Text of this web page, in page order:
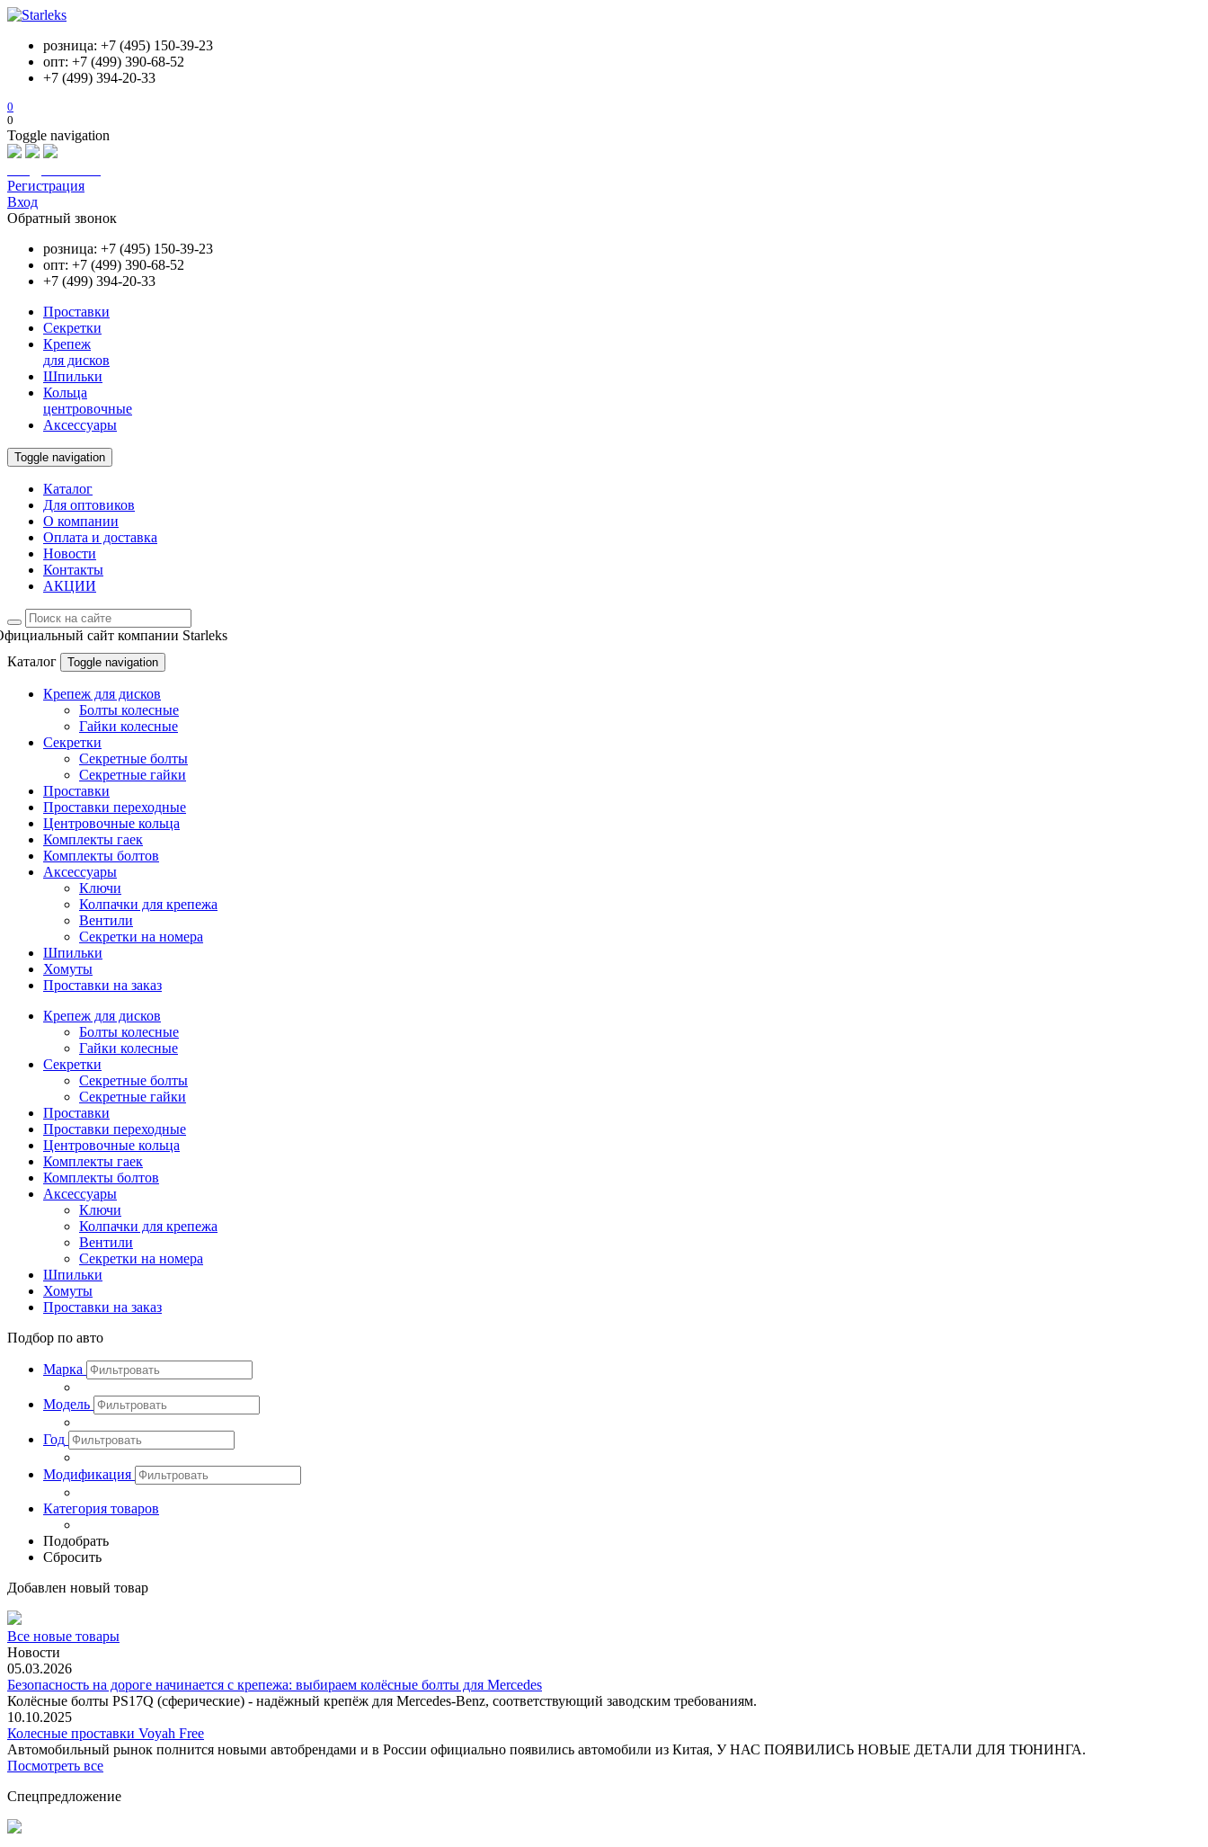
розница: +7 (495) 150-39-23
опт: +7 (499) 390-68-52
+7 (499) 394-20-33
0
0
Toggle navigation
Регистрация
Вход
Обратный звонок
розница: +7 (495) 150-39-23
опт: +7 (499) 390-68-52
+7 (499) 394-20-33
Проставки
Секретки
Крепеж
для дисков
Шпильки
Кольца
центровочные
Аксессуары
Toggle navigation
Каталог
Для оптовиков
О компании
Оплата и доставка
Новости
Контакты
АКЦИИ
сайт компании Starleks
Каталог
Toggle navigation
Крепеж для дисков
Болты колесные
Гайки колесные
Секретки
Секретные болты
Секретные гайки
Проставки
Проставки переходные
Центровочные кольца
Комплекты гаек
Комплекты болтов
Аксессуары
Ключи
Колпачки для крепежа
Вентили
Секретки на номера
Шпильки
Хомуты
Проставки на заказ
Крепеж для дисков
Болты колесные
Гайки колесные
Секретки
Секретные болты
Секретные гайки
Проставки
Проставки переходные
Центровочные кольца
Комплекты гаек
Комплекты болтов
Аксессуары
Ключи
Колпачки для крепежа
Вентили
Секретки на номера
Шпильки
Хомуты
Проставки на заказ
Подбор по авто
Марка
Модель
Год
Модификация
Категория товаров
Подобрать
Сбросить
Добавлен новый товар
Все новые товары
Новости
05.03.2026
Безопасность на дороге начинается с крепежа: выбираем колёсные болты для Mercedes
Колёсные болты PS17Q (сферические) - надёжный крепёж для Mercedes‑Benz, соответствующий заводским требованиям.
10.10.2025
Колесные проставки Voyah Free
Автомобильный рынок полнится новыми автобрендами и в России официально появились автомобили из Китая, У НАС ПОЯВИЛИСЬ НОВЫЕ ДЕТАЛИ ДЛЯ ТЮНИНГА.
Посмотреть все
Спецпредложение